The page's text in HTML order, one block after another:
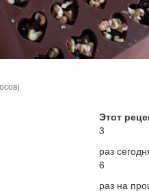
Этот
3
раз
6
раз на